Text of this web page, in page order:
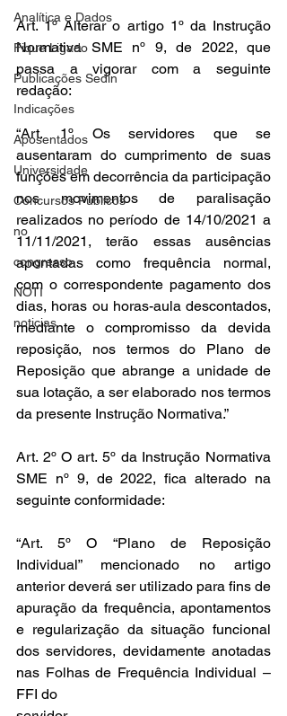
Analítica e Dados
Fique Ligado
Publicações Sedin
Indicações
Aposentados
Universidade
Concursos Públicos
no
congresso
NOTI
noticias
Art. 1º Alterar o artigo 1º da Instrução
Normativa SME nº 9, de 2022, que
passa a vigorar com a seguinte
redação:
“Art. 1º Os servidores que se
ausentaram do cumprimento de suas
funções em decorrência da participação
nos movimentos de paralisação
realizados no período de 14/10/2021 a
11/11/2021, terão essas ausências
apontadas como frequência normal,
com o correspondente pagamento dos
dias, horas ou horas-aula descontados,
mediante o compromisso da devida
reposição, nos termos do Plano de
Reposição que abrange a unidade de
sua lotação, a ser elaborado nos termos
da presente Instrução Normativa.”
Art. 2º O art. 5º da Instrução Normativa
SME nº 9, de 2022, fica alterado na
seguinte conformidade:
“Art. 5º O “Plano de Reposição
Individual” mencionado no artigo
anterior deverá ser utilizado para fins de
apuração da frequência, apontamentos
e regularização da situação funcional
dos servidores, devidamente anotadas
nas Folhas de Frequência Individual –
FFI do